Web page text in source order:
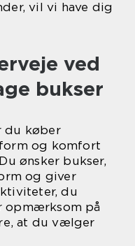
vil vi have dig
ved
bukser
du køber
og komfort
ønsker bukser,
og giver
du
på
at du vælger